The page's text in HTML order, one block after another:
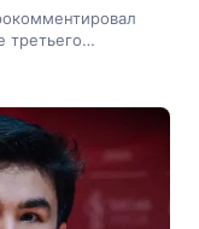
третьего